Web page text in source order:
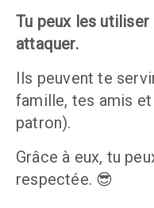
Tu peux les
attaquer.
Ils peuvent te
famille, tes amis
patron).
Grâce à eux, tu
respectée. 😎